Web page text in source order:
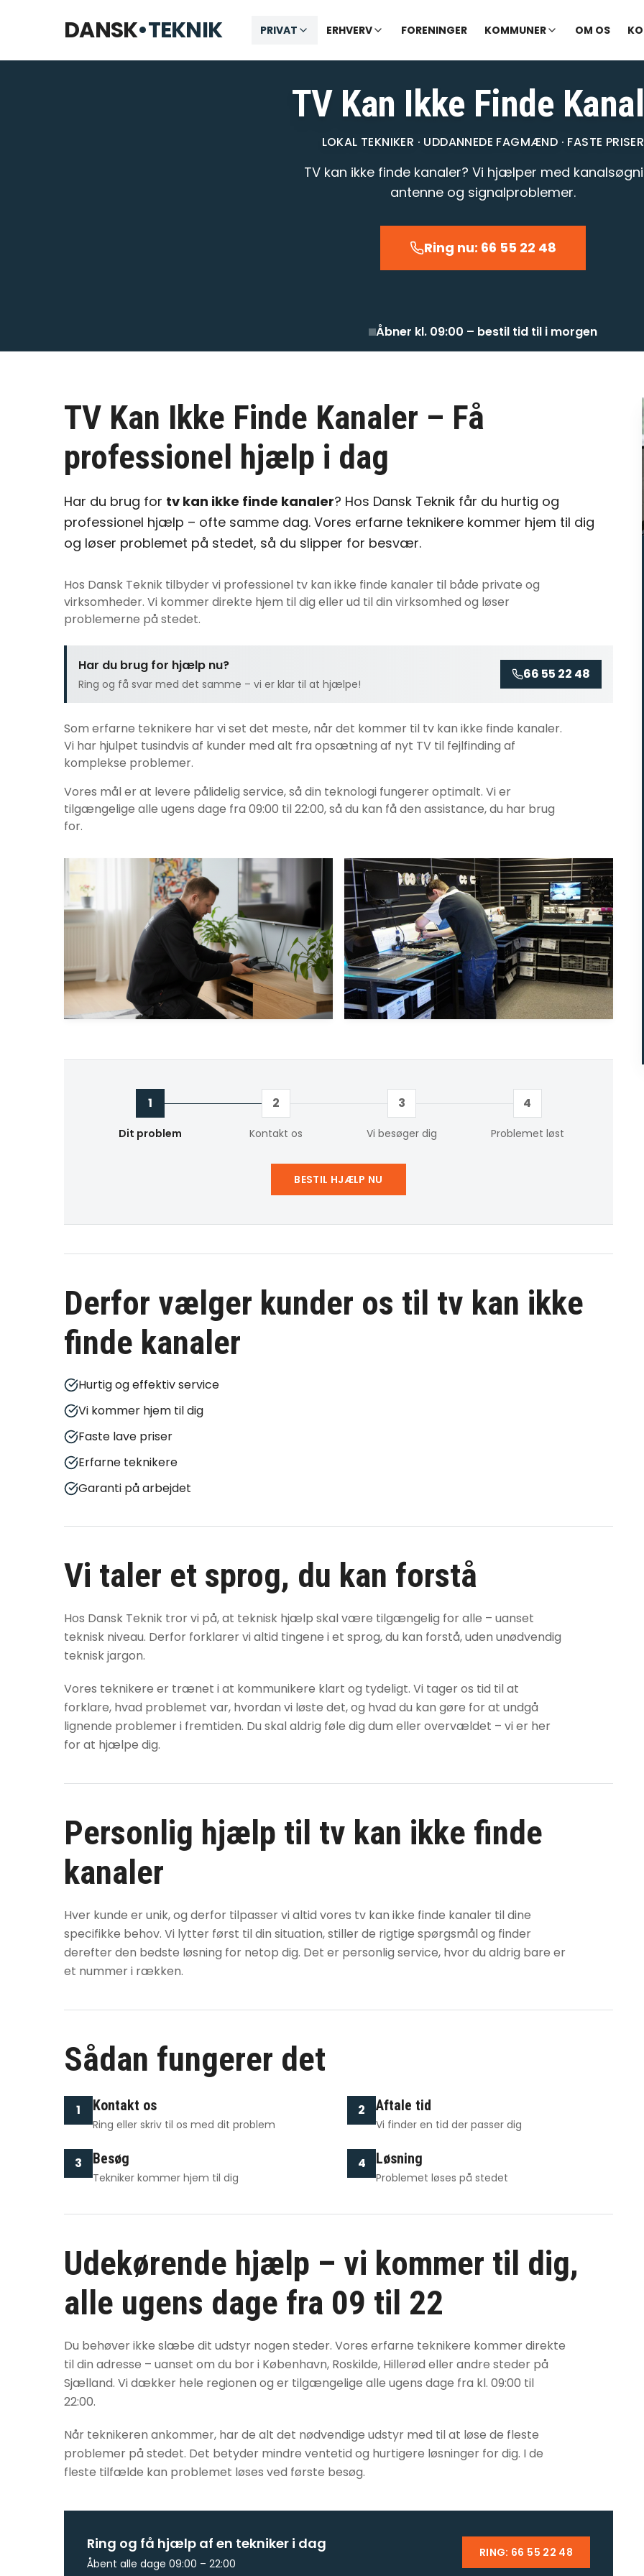
DANSK•TEKNIK PRIVAT ERHVERV FORENINGER KOMMUNER OM OS
Åbner kl. 09:00
TV Kan Ikke Finde
LOKAL TEKNIKER · UDDANNEDE FAGMÆND · FASTE PRISER
TV kan ikke finde kanaler? Vi hjælper med
antenne og signalproblemer.
Ring nu: 66 55 22 48
Åbner kl. 09:00 – bestil tid til i morgen
TV Kan Ikke Finde Kanaler – Få
professionel hjælp i dag
Har du brug for tv kan ikke finde kanaler? Hos Dansk Teknik får du hurtig og
professionel hjælp – ofte samme dag. Vores erfarne teknikere kommer hjem til dig
og løser problemet på stedet, så du slipper for besvær.
Hos Dansk Teknik tilbyder vi professionel tv kan ikke finde kanaler til både private og
virksomheder. Vi kommer direkte hjem til dig eller ud til din virksomhed og løser
problemerne på stedet.
Har du brug for hjælp nu?
Ring og få svar med det samme – vi er klar til at hjælpe!
66 55 22 48
Som erfarne teknikere har vi set det meste, når det kommer til tv kan ikke finde kanaler.
Vi har hjulpet tusindvis af kunder med alt fra opsætning af nyt TV til fejlfinding af
komplekse problemer.
Vores mål er at levere pålidelig service, så din teknologi fungerer optimalt. Vi er
tilgængelige alle ugens dage fra 09:00 til 22:00, så du kan få den assistance, du har brug
for.
1
Dit problem
2
Kontakt os
3
Vi besøger dig
4
Problemet løst
BESTIL HJÆLP NU
Derfor vælger kunder os til tv kan ikke
finde kanaler
Hurtig og effektiv service
Vi kommer hjem til dig
Faste lave priser
Erfarne teknikere
Garanti på arbejdet
Vi taler et sprog, du kan forstå
Hos Dansk Teknik tror vi på, at teknisk hjælp skal være tilgængelig for alle – uanset
teknisk niveau. Derfor forklarer vi altid tingene i et sprog, du kan forstå, uden unødvendig
teknisk jargon.
Vores teknikere er trænet i at kommunikere klart og tydeligt. Vi tager os tid til at
forklare, hvad problemet var, hvordan vi løste det, og hvad du kan gøre for at undgå
lignende problemer i fremtiden. Du skal aldrig føle dig dum eller overvældet – vi er her
for at hjælpe dig.
Personlig hjælp til tv kan ikke finde
kanaler
Hver kunde er unik, og derfor tilpasser vi altid vores tv kan ikke finde kanaler til dine
specifikke behov. Vi lytter først til din situation, stiller de rigtige spørgsmål og finder
derefter den bedste løsning for netop dig. Det er personlig service, hvor du aldrig bare er
et nummer i rækken.
Sådan fungerer det
1 Kontakt os
Ring eller skriv til os med dit problem
2 Aftale tid
Vi finder en tid der passer dig
3 Besøg
Tekniker kommer hjem til dig
4 Løsning
Problemet løses på stedet
Udekørende hjælp – vi kommer til dig,
alle ugens dage fra 09 til 22
Du behøver ikke slæbe dit udstyr nogen steder. Vores erfarne teknikere kommer direkte
til din adresse – uanset om du bor i København, Roskilde, Hillerød eller andre steder på
Sjælland. Vi dækker hele regionen og er tilgængelige alle ugens dage fra kl. 09:00 til
22:00.
Når teknikeren ankommer, har de alt det nødvendige udstyr med til at løse de fleste
problemer på stedet. Det betyder mindre ventetid og hurtigere løsninger for dig. I de
fleste tilfælde kan problemet løses ved første besøg.
Ring og få hjælp af en tekniker i dag
Åbent alle dage 09:00 – 22:00
RING: 66 55 22 48